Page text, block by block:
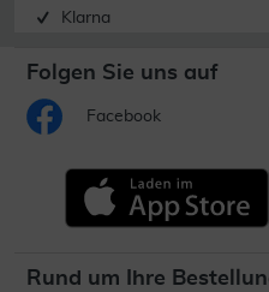
Klarna
Folgen Sie uns auf
Facebook
Rund um Ihre